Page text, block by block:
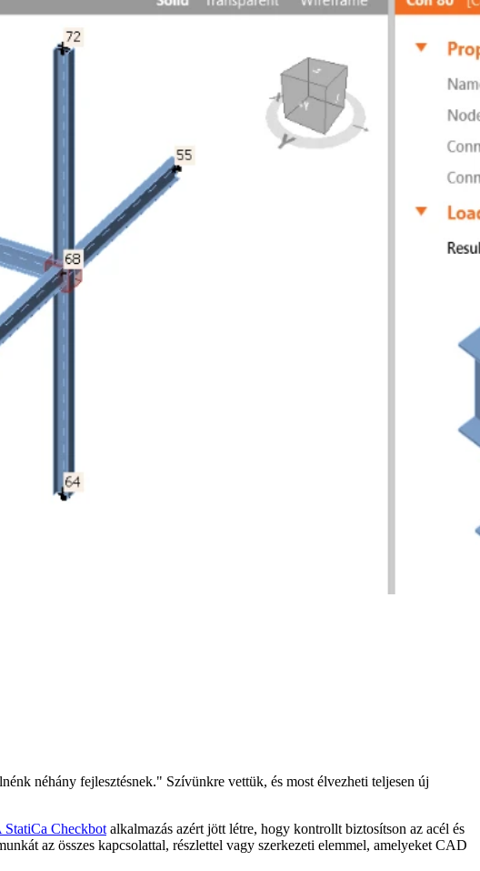
néhány fejlesztésnek." Szívünkre vettük, és most élvezheti teljesen új
Checkbotalkalmazás azért jött létre, hogy kontrollt biztosítson az acél és
az összes kapcsolattal, részlettel vagy szerkezeti elemmel, amelyeket CAD